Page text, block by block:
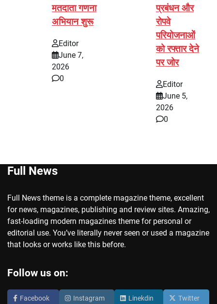
मतदाता गणना
अभियान शुरू
Editor
June 7,
2026
0
प्रबंधन और
रोपवे
परियोजनाओं
को रफ्तार देने
पर जोर
Editor
June 5,
2026
0
Full News
Full News theme is a complete magazine theme, excellent
for news, magazines, publishing and review sites. Amazing,
fast-loading modern magazines theme for personal or
editorial use. You’ve literally never seen or used a magazine
that looks or works like this before.
Follow us on:
Facebook Instagram Linekdin Twitter